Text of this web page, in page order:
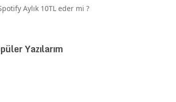
Aylık 10TL eder mi ?
Yazılarım